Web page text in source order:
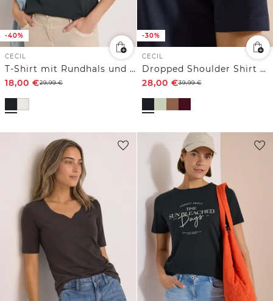
-40%
CECIL
T-Shirt mit Rundhals und Embroidery
18,00 €29,99€
-30%
CECIL
Dropped Shoulder Shirt mit Knöpfen
28,00 €39,99€